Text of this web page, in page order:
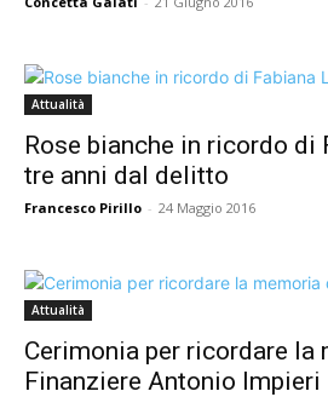
Attualità
Rose bianche in ricordo di
tre anni dal delitto
Francesco Pirillo - 24 Maggio 2016
Attualità
Cerimonia per ricordare la
Finanziere Antonio Impieri